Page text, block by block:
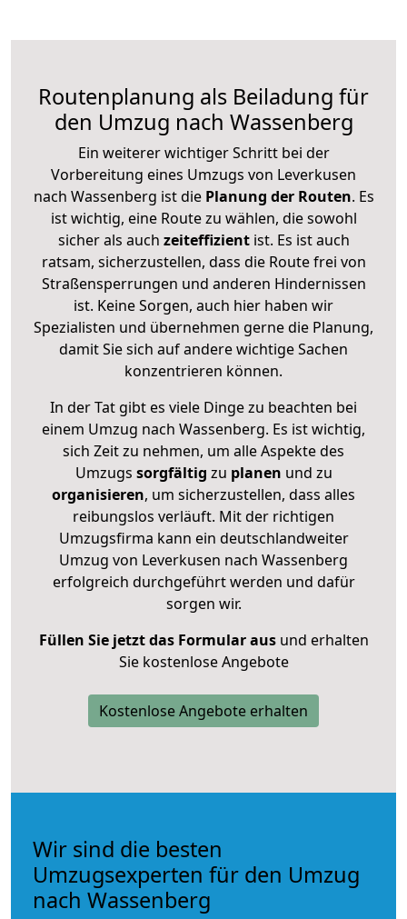
Routenplanung als Beiladung für
den Umzug nach Wassenberg
Ein weiterer wichtiger Schritt bei der
Vorbereitung eines Umzugs von Leverkusen
nach Wassenberg ist diePlanung der Routen. Es
ist wichtig, eine Route zu wählen, die sowohl
sicher als auch zeiteffizientist. Es ist auch
ratsam, sicherzustellen, dass die Route frei von
Straßensperrungen und anderen Hindernissen
ist. Keine Sorgen, auch hier haben wir
Spezialisten und übernehmen gerne die Planung,
damit Sie sich auf andere wichtige Sachen
konzentrieren können.
In der Tat gibt es viele Dinge zu beachten bei
einem Umzug nach Wassenberg. Es ist wichtig,
sich Zeit zu nehmen, um alle Aspekte des
Umzugs sorgfältig zu planen und zu
organisieren, um sicherzustellen, dass alles
reibungslos verläuft. Mit der richtigen
Umzugsfirma kann ein deutschlandweiter
Umzug von Leverkusen nach Wassenberg
erfolgreich durchgeführt werden und dafür
sorgen wir.
Füllen Sie jetzt das Formular ausund erhalten
Sie kostenlose Angebote
Kostenlose Angebote erhalten
Wir sind die besten
Umzugsexperten für den Umzug
nach Wassenberg